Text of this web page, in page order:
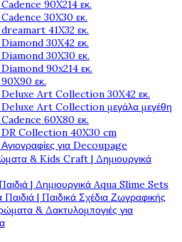
Cadence 90X214 εκ.
Cadence 30X30 εκ.
dreamart 41X32 εκ.
Diamond 30X42 εκ.
Diamond 30X30 εκ.
Diamond 90x214 εκ.
90X90 εκ.
Deluxe Art Collection 30X42 εκ.
Deluxe Art Collection μεγάλα μεγέθη
Cadence 60X80 εκ.
DR Collection 40X30 cm
Αγιογραφίες για Decoupage
& Kids Craft | Δημιουργικά
| Δημιουργικά Aqua Slime Sets
| Παιδικά Σχέδια Ζωγραφικής
& Δακτυλομπογιές για